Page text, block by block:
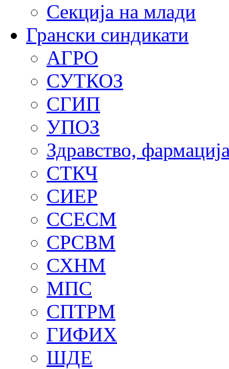
Секција на млади
Грански синдикати
АГРО
СУТКОЗ
СГИП
УПОЗ
Здравство,
СТКЧ
СИЕР
ССЕСМ
СРСВМ
СХНМ
МПС
СПТРМ
ГИФИХ
ШДЕ